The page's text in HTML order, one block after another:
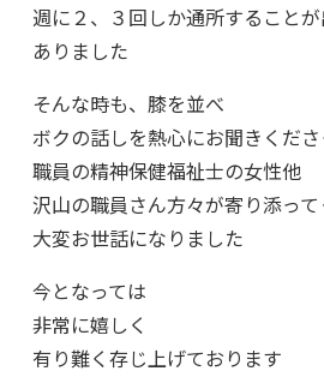
週に２、３回しか通所すること
ありました
そんな時も、膝を並べ
ボクの話しを熱心にお聞きくだ
職員の精神保健福祉士の女性他
沢山の職員さん方々が寄り添って
大変お世話になりました
今となっては
非常に嬉しく
有り難く存じ上げております